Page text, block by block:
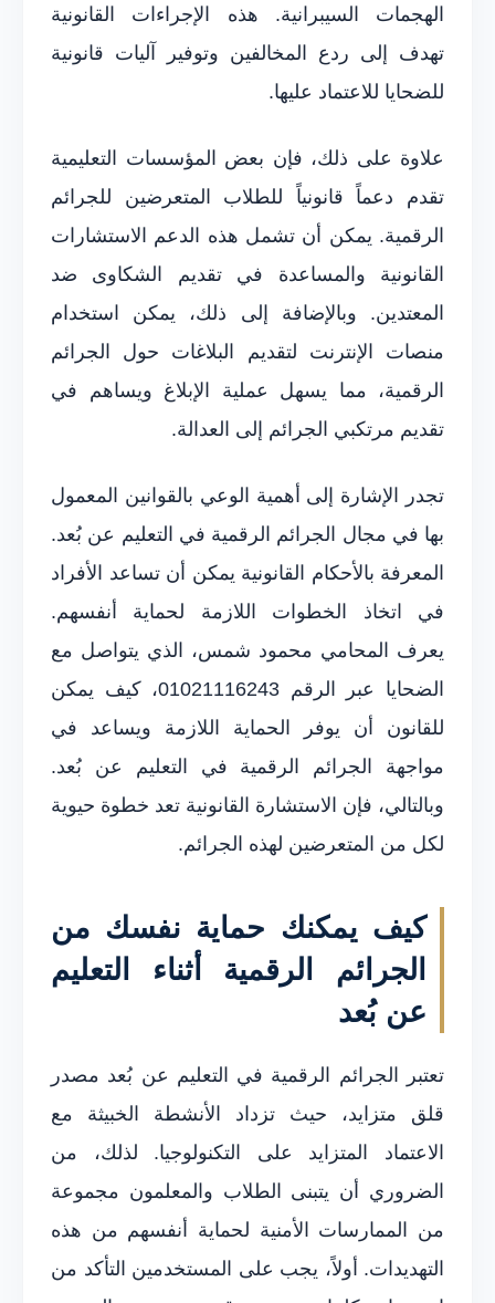
الهجمات السيبرانية. هذه الإجراءات القانونية
تهدف إلى ردع المخالفين وتوفير آليات قانونية
للضحايا للاعتماد عليها.
علاوة على ذلك، فإن بعض المؤسسات التعليمية
تقدم دعماً قانونياً للطلاب المتعرضين للجرائم
الرقمية. يمكن أن تشمل هذه الدعم الاستشارات
القانونية والمساعدة في تقديم الشكاوى ضد
المعتدين. وبالإضافة إلى ذلك، يمكن استخدام
منصات الإنترنت لتقديم البلاغات حول الجرائم
الرقمية، مما يسهل عملية الإبلاغ ويساهم في
تقديم مرتكبي الجرائم إلى العدالة.
تجدر الإشارة إلى أهمية الوعي بالقوانين المعمول
بها في مجال الجرائم الرقمية في التعليم عن بُعد.
المعرفة بالأحكام القانونية يمكن أن تساعد الأفراد
في اتخاذ الخطوات اللازمة لحماية أنفسهم.
يعرف المحامي محمود شمس، الذي يتواصل مع
الضحايا عبر الرقم 01021116243، كيف يمكن
للقانون أن يوفر الحماية اللازمة ويساعد في
مواجهة الجرائم الرقمية في التعليم عن بُعد.
وبالتالي، فإن الاستشارة القانونية تعد خطوة حيوية
لكل من المتعرضين لهذه الجرائم.
كيف يمكنك حماية نفسك من
الجرائم الرقمية أثناء التعليم
عن بُعد
تعتبر الجرائم الرقمية في التعليم عن بُعد مصدر
قلق متزايد، حيث تزداد الأنشطة الخبيثة مع
الاعتماد المتزايد على التكنولوجيا. لذلك، من
الضروري أن يتبنى الطلاب والمعلمون مجموعة
من الممارسات الأمنية لحماية أنفسهم من هذه
التهديدات. أولاً، يجب على المستخدمين التأكد من